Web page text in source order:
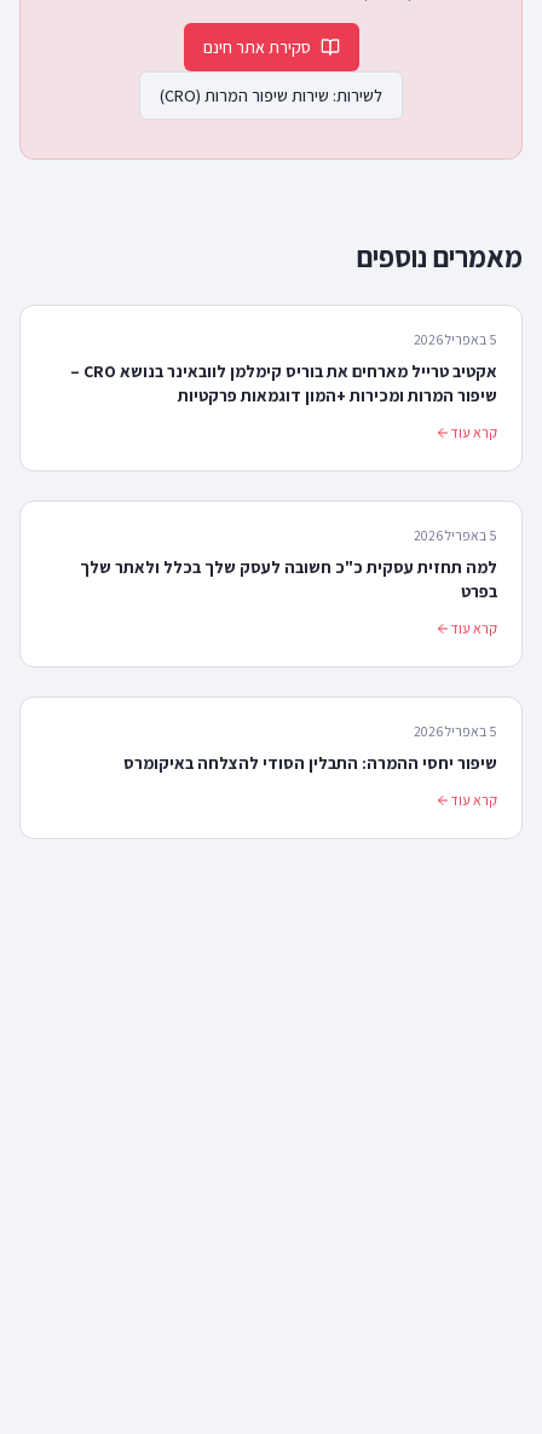
סקירת אתר חינם
לשירות: שירות שיפור המרות (CRO)
מאמרים נוספים
5 באפריל 2026
אקטיב טרייל מארחים את בוריס קימלמן לוובאינר בנושא CRO –
שיפור המרות ומכירות +המון דוגמאות פרקטיות
קרא עוד
5 באפריל 2026
למה תחזית עסקית כ"כ חשובה לעסק שלך בכלל ולאתר שלך
בפרט
קרא עוד
5 באפריל 2026
שיפור יחסי ההמרה: התבלין הסודי להצלחה באיקומרס
קרא עוד